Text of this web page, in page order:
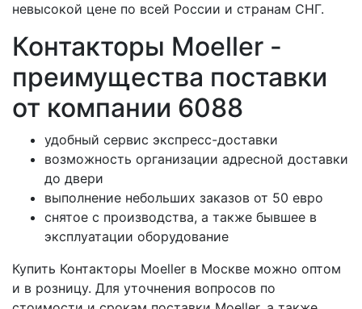
невысокой цене по всей России и странам СНГ.
Контакторы Moeller -
преимущества поставки
от компании 6088
удобный сервис экспресс-доставки
возможность организации адресной доставки
до двери
выполнение небольших заказов от 50 евро
снятое с производства, а также бывшее в
эксплуатации оборудование
Купить Контакторы Moeller в Москве можно оптом
и в розницу. Для уточнения вопросов по